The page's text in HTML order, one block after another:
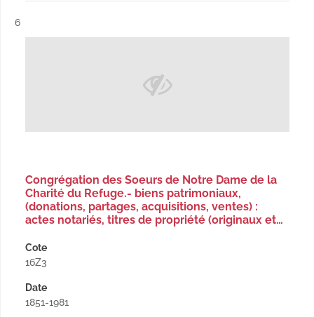
Résultat n°
6
Congrégation des Soeurs de Notre Dame de la
Charité du Refuge.- biens patrimoniaux,
(donations, partages, acquisitions, ventes) :
actes notariés, titres de propriété (originaux et…
Cote
16Z3
Date
1851-1981